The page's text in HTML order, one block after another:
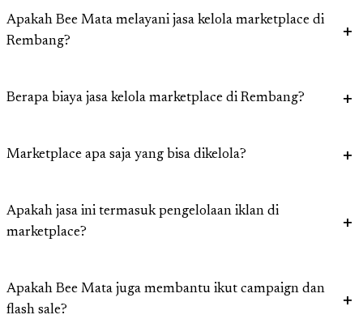
Apakah Bee Mata melayani jasa kelola marketplace di
Rembang?
Berapa biaya jasa kelola marketplace di Rembang?
Marketplace apa saja yang bisa dikelola?
Apakah jasa ini termasuk pengelolaan iklan di
marketplace?
Apakah Bee Mata juga membantu ikut campaign dan
flash sale?